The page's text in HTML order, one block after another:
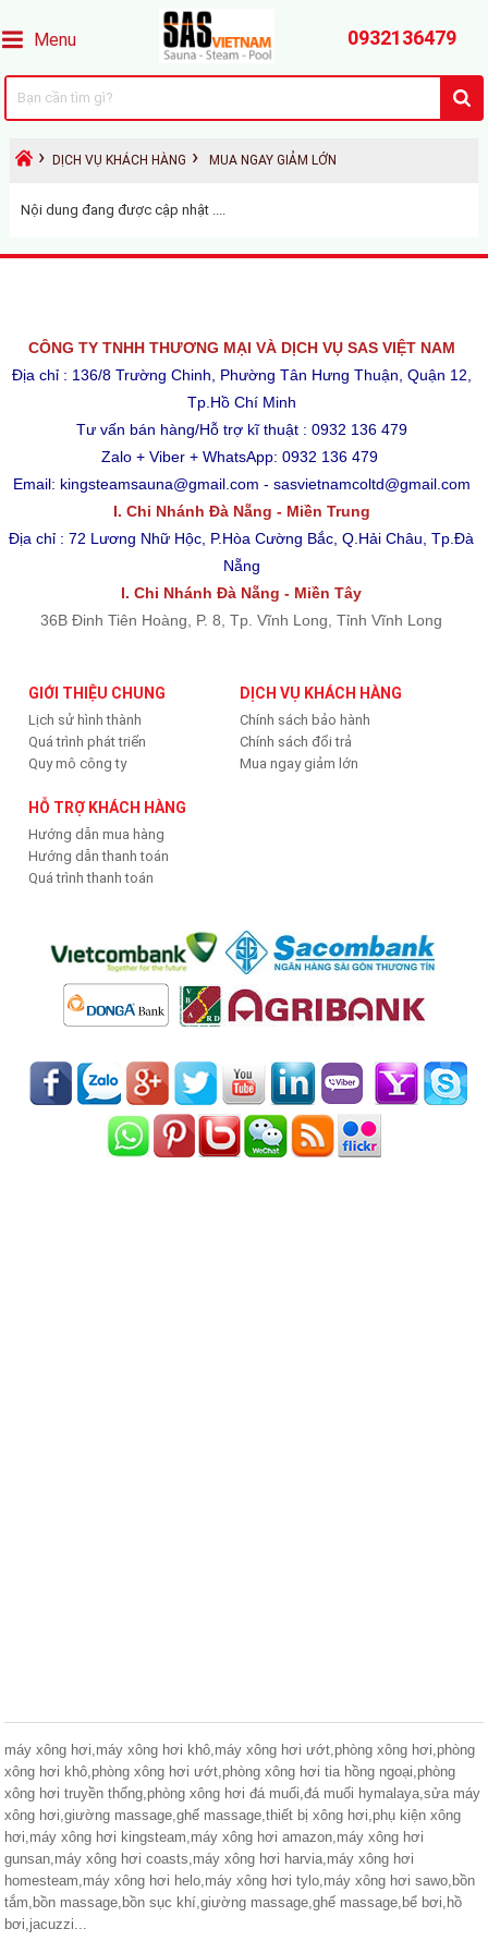
Menu 0932136479
› DỊCH VỤ KHÁCH HÀNG › MUA NGAY GIẢM LỚN
Nội dung đang được cập nhật ....
CÔNG TY TNHH THƯƠNG MẠI VÀ DỊCH VỤ SAS VIỆT NAM
Địa chỉ : 136/8 Trường Chinh, Phường Tân Hưng Thuận, Quận 12,
Tp.Hồ Chí Minh
Tư vấn bán hàng/Hỗ trợ kĩ thuật : 0932 136 479
Zalo + Viber + WhatsApp: 0932 136 479
Email: kingsteamsauna@gmail.com - sasvietnamcoltd@gmail.com
I. Chi Nhánh Đà Nẵng - Miền Trung
Địa chỉ : 72 Lương Nhữ Hộc, P.Hòa Cường Bắc, Q.Hải Châu, Tp.Đà
Nẵng
I. Chi Nhánh Đà Nẵng - Miền Tây
36B Đinh Tiên Hoàng, P. 8, Tp. Vĩnh Long, Tỉnh Vĩnh Long
GIỚI THIỆU CHUNG
Lịch sử hình thành
Quá trình phát triển
Quy mô công ty
DỊCH VỤ KHÁCH HÀNG
Chính sách bảo hành
Chính sách đổi trả
Mua ngay giảm lớn
HỖ TRỢ KHÁCH HÀNG
Hướng dẫn mua hàng
Hướng dẫn thanh toán
Quá trình thanh toán
máy xông hơi,máy xông hơi khô,máy xông hơi ướt,phòng xông hơi,phòng
xông hơi khô,phòng xông hơi ướt,phòng xông hơi tia hồng ngoại,phòng
xông hơi truyền thống,phòng xông hơi đá muối,đá muối hymalaya,sửa máy
xông hơi,giường massage,ghế massage,thiết bị xông hơi,phụ kiện xông
hơi,máy xông hơi kingsteam,máy xông hơi amazon,máy xông hơi
gunsan,máy xông hơi coasts,máy xông hơi harvia,máy xông hơi
homesteam,máy xông hơi helo,máy xông hơi tylo,máy xông hơi sawo,bồn
tắm,bồn massage,bồn sục khí,giường massage,ghế massage,bể bơi,hồ
bơi,jacuzzi...